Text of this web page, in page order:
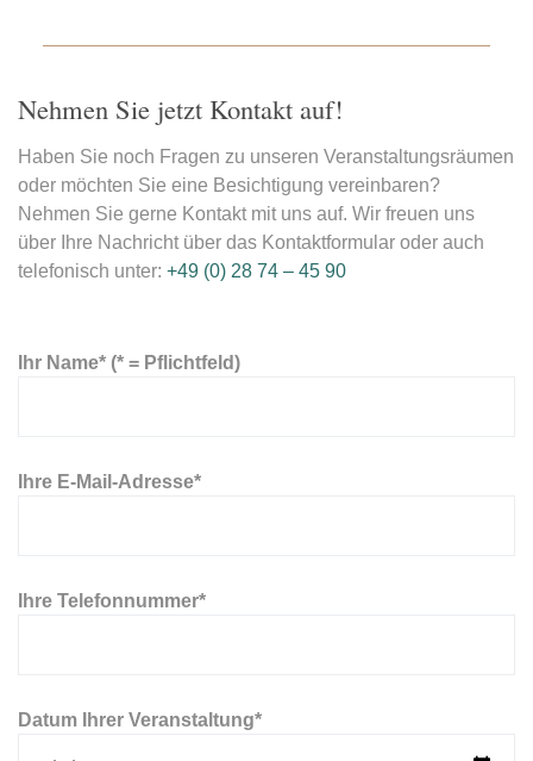
Nehmen Sie jetzt Kontakt auf!
Haben Sie noch Fragen zu unseren Veranstaltungsräumen
oder möchten Sie eine Besichtigung vereinbaren?
Nehmen Sie gerne Kontakt mit uns auf. Wir freuen uns
über Ihre Nachricht über das Kontaktformular oder auch
telefonisch unter: +49 (0) 28 74 – 45 90
Ihr Name* (* = Pflichtfeld)
Ihre E-Mail-Adresse*
Ihre Telefonnummer*
Datum Ihrer Veranstaltung*